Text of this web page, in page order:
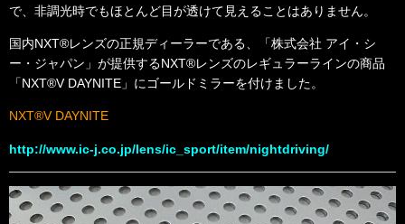
で、非調光時でもほとんど目が透けて見えることはありません。
国内NXT®レンズの正規ディーラーである、「株式会社 アイ・シ
ー・ジャパン」が提供するNXT®レンズのレギュラーラインの商品
「NXT®V DAYNITE」にゴールドミラーを付けました。
NXT®V DAYNITE
http://www.ic-j.co.jp/lens/ic_sport/item/nightdriving/